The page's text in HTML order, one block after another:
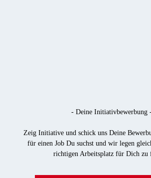
- Deine Initiativbewerbung
Zeig Initiative und schick uns Deine
für einen Job Du suchst und wir legen
richtigen Arbeitsplatz für Dich zu